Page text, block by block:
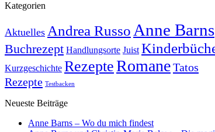
Kategorien
Aktuelles Andrea Russo Anne Barns
Buchrezept Handlungsorte Juist
Kurzgeschichte RezepteRomaneTatos
Rezepte Testbacken
Neueste Beiträge
Anne Barns – Wo du mich findest